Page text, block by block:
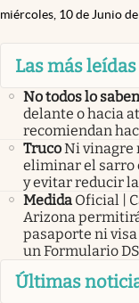
miércoles, 10 de Junio
Las más leídas
No todos lo saben
delante o hacia
recomiendan
TrucoNi vinagre
eliminar el sarro
y evitar reducir
Medida Oficial |
Arizona
pasaporte ni
un Formulario
Últimas